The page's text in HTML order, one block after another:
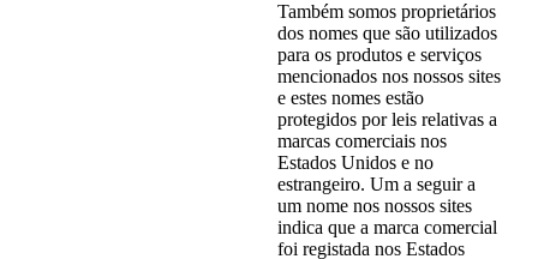
Também somos proprietários
dos nomes que são utilizados
para os produtos e serviços
mencionados nos nossos sites
e estes nomes estão
protegidos por leis relativas a
marcas comerciais nos
Estados Unidos e no
estrangeiro. Um a seguir a
um nome nos nossos sites
indica que a marca comercial
foi registada nos Estados